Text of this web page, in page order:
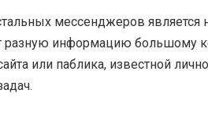
мессенджеров
разную информацию большому
или паблика, известной